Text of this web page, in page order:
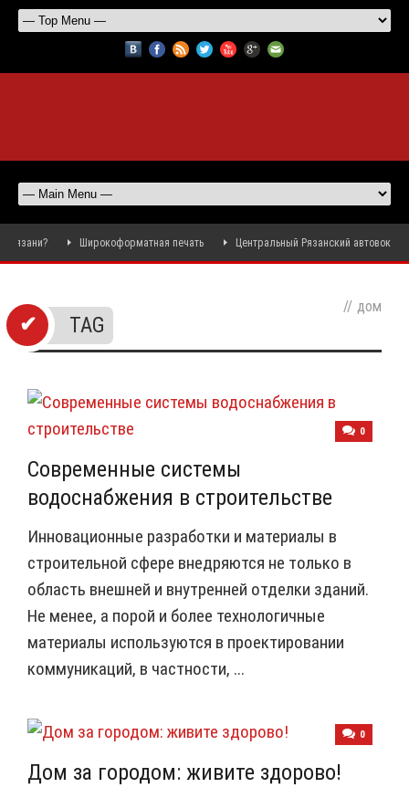
Широкоформатная печать Центральный Рязанский автовокзал
TAG
// дом
0
Современные системы
водоснабжения в строительстве
Инновационные разработки и материалы в
строительной сфере внедряются не только в
область внешней и внутренней отделки зданий.
Не менее, а порой и более технологичные
материалы используются в проектировании
коммуникаций, в частности, ...
0
Дом за городом: живите здорово!